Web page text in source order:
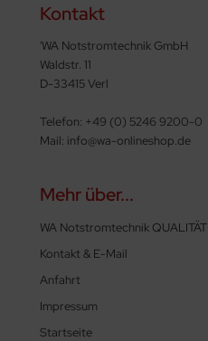
Kontakt
'WA Notstromtechnik GmbH
Waldstr. 11
D-33415 Verl
Telefon: +49 (0) 5246 9200-0
Mail: info@wa-onlineshop.de
Mehr über...
WA Notstromtechnik QUALITÄT
Kontakt & E-Mail
Anfahrt
Impressum
Startseite